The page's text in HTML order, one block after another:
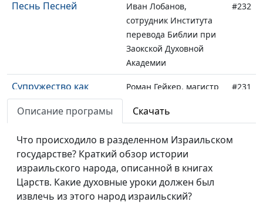
Песнь Песней
Иван Лобанов,
сотрудник Института
перевода Библии при
Заокской Духовной
Академии
#232
Супружество как
воплощенное
Евангелие
Роман Гейкер, магистр
#231
Совершенство
Роман Гейкер, магистр
богословия
#230
Следует ли заставлять
себя делать то, что
предписано в Библии
Роман Гейкер, магистр
богословия
Описание програмы Скачать
Что происходило в разделенном Израильском
государстве? Краткий обзор истории
израильского народа, описанной в книгах
Царств. Какие духовные уроки должен был
извлечь из этого народ израильский?